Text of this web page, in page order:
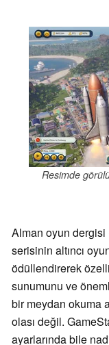
Resimde
Alman oyun dergisi
serisinin altıncı
ödüllendirerek
sunumunu ve
bir meydan okuma
olası değil.
ayarlarında bile